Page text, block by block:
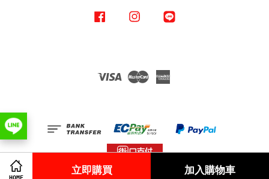
HOME
立即購買 加入購物車
Facebook Instagram
Visa Master